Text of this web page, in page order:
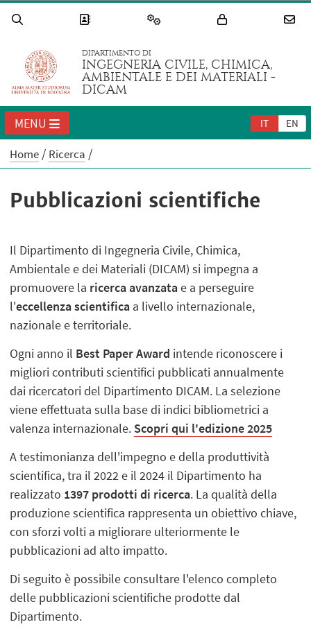
DIPARTIMENTO DI
INGEGNERIA CIVILE, CHIMICA,
AMBIENTALE E DEI MATERIALI -
DICAM
IT EN
MENU
Home Ricerca
Pubblicazioni scientifiche
Il Dipartimento di Ingegneria Civile, Chimica,
Ambientale e dei Materiali (DICAM) si impegna a
promuovere la ricerca avanzatae a perseguire
l'eccellenza scientifica a livello internazionale,
nazionale e territoriale.
Ogni anno il Best Paper Award intende riconoscere i
migliori contributi scientifici pubblicati annualmente
dai ricercatori del Dipartimento DICAM. La selezione
viene effettuata sulla base di indici bibliometrici a
valenza internazionale. Scopri qui l'edizione 2025
A testimonianza dell'impegno e della produttività
scientifica, tra il 2022 e il 2024 il Dipartimento ha
realizzato 1397 prodotti di ricerca. La qualità della
produzione scientifica rappresenta un obiettivo chiave,
con sforzi volti a migliorare ulteriormente le
pubblicazioni ad alto impatto.
Di seguito è possibile consultare l'elenco completo
delle pubblicazioni scientifiche prodotte dal
Dipartimento.